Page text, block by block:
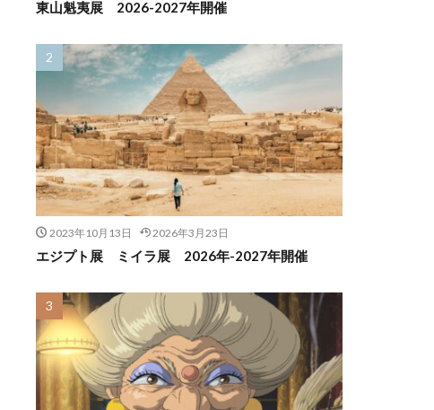
東山魁夷展 2026-2027年開催
2023年10月13日 2026年3月23日
エジプト展 ミイラ展 2026年-2027年開催